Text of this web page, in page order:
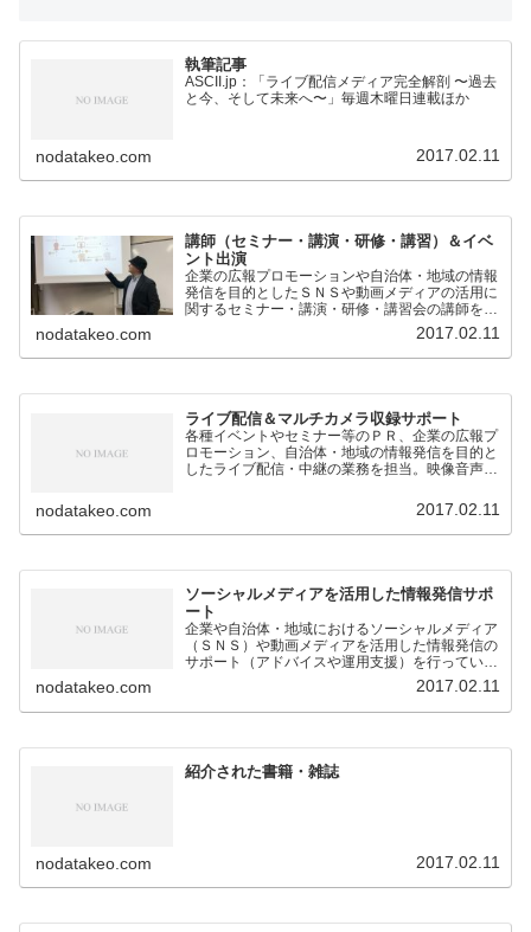
執筆記事
ASCII.jp：「ライブ配信メディア完全解剖 〜過去
と今、そして未来へ〜」毎週木曜日連載ほか
nodatakeo.com 2017.02.11
講師（セミナー・講演・研修・講習）＆イベ
ント出演
企業の広報プロモーションや自治体・地域の情報
発信を目的としたＳＮＳや動画メディアの活用に
関するセミナー・講演・研修・講習会の講師を担
nodatakeo.com 2017.02.11
ライブ配信＆マルチカメラ収録サポート
各種イベントやセミナー等のＰＲ、企業の広報プ
ロモーション、自治体・地域の情報発信を目的と
したライブ配信・中継の業務を担当。映像音声の
nodatakeo.com 2017.02.11
ソーシャルメディアを活用した情報発信サポ
ート
企業や自治体・地域におけるソーシャルメディア
（ＳＮＳ）や動画メディアを活用した情報発信の
サポート（アドバイスや運用支援）を行っていま
nodatakeo.com 2017.02.11
紹介された書籍・雑誌
nodatakeo.com 2017.02.11